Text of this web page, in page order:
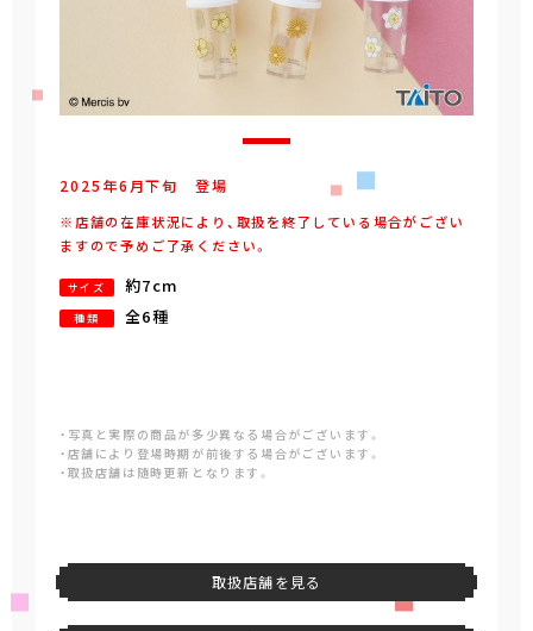
2025年6 月下旬 登場
※店舗の在庫状況により、取扱を終了している場合がござい
ますので予めご了承ください。
サイズ 約7cm
種類 全6種
・写真と実際の商品が多少異なる場合がございます。
・店舗により登場時期が前後する場合がございます。
・取扱店舗は随時更新となります。
取扱店舗を見る